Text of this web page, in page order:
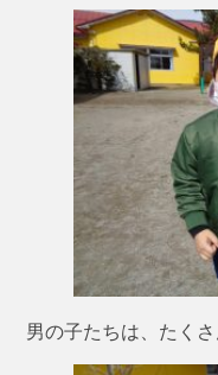
男の子たちは、たく